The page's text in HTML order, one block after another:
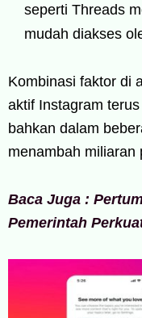
seperti Threads
mudah diakses
Kombinasi faktor di
aktif Instagram
bahkan dalam
menambah miliaran
Baca Juga :
Pemerintah